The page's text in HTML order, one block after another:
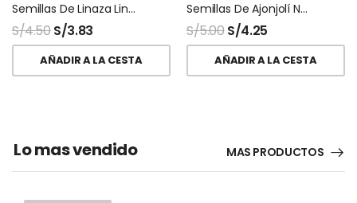
Semillas De Linaza Lino Peruana Nacional
S/4.50S/3.83
AÑADIR A LA CESTA
Semillas De Ajonjolí Negro Sésamo Black
S/5.00S/4.25
AÑADIR A LA CESTA
Lo mas vendido MAS PRODUCTOS